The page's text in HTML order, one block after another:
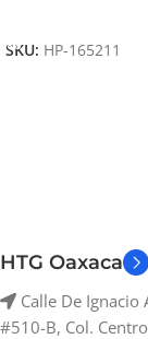
SKU: HP-165211
HTG Oaxaca
Calle De Ignacio
#510-B, Col.